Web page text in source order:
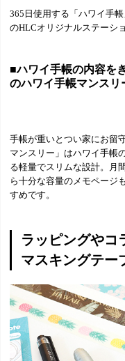
365日使用する「ハワイ手
のHLCオリジナルステーシ
■ハワイ手帳の内容を
のハワイ手帳マンスリ
手帳が重いとつい家にお留
マンスリー」はハワイ手帳
る軽量でスリムな設計。月
ら十分な容量のメモページ
すめです。
ラッピングやコ
マスキングテー